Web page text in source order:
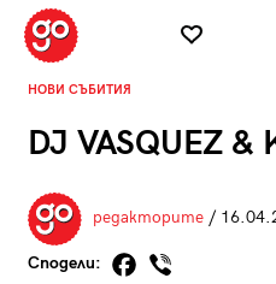
НОВИ СЪБИТИЯ
DJ VASQUEZ &
редакторите/
Сподели: